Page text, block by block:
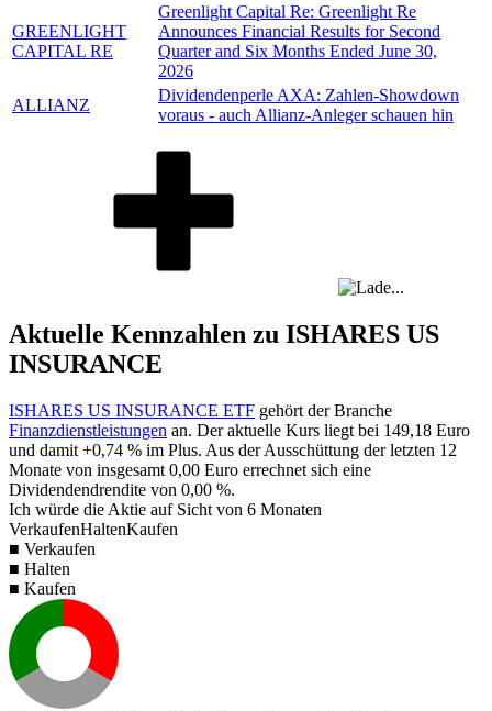
GREENLIGHT
CAPITAL RE
Greenlight Capital Re: Greenlight Re
Announces Financial Results for Second
Quarter and Six Months Ended June 30,
2026
ALLIANZ
Dividendenperle AXA: Zahlen-Showdown
voraus - auch Allianz-Anleger schauen hin
Aktuelle Kennzahlen zu ISHARES US
INSURANCE
ISHARES US INSURANCE ETF gehört der Branche
Finanzdienstleistungen an. Der aktuelle Kurs liegt bei 149,18 Euro
und damit +0,74 % im Plus. Aus der Ausschüttung der letzten 12
Monate von insgesamt 0,00 Euro errechnet sich eine
Dividendendrendite von 0,00 %.
Ich würde die Aktie auf Sicht von 6 Monaten
VerkaufenHaltenKaufen
■ Verkaufen
■ Halten
■ Kaufen